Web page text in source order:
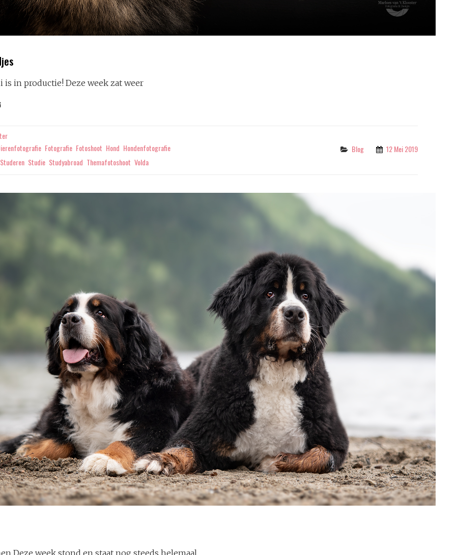
in productie! Deze week zat weer
Fotografie Fotoshoot Hond Hondenfotografie
Studeren Studie Studyabroad Themafotoshoot Volda
Categories
Blog 12 Mei 2019
Deze week stond en staat nog steeds helemaal